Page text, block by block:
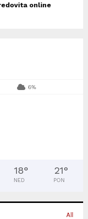
online
6%
18°
NED
21°
PON
All